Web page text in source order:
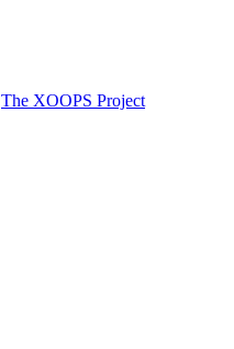
The XOOPS Project